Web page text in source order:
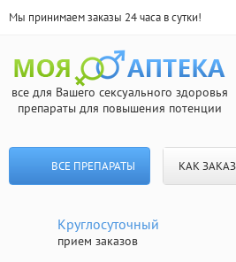
Мы принимаем заказы 24 часа в сутки!
все для Вашего сексуального здоровья
препараты для повышения потенции
ВСЕ ПРЕПАРАТЫ КАК
Круглосуточный
прием заказов